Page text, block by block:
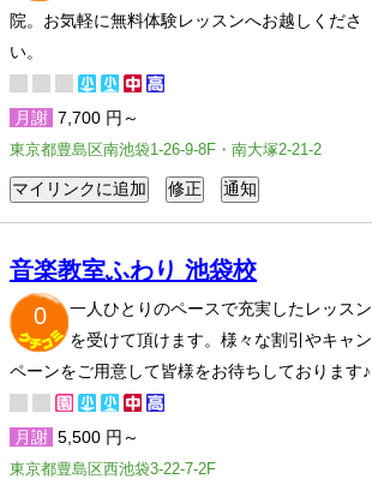
院。お気軽に無料体験レッスンへお越しくださ
い。
月謝 7,700 円～
東京都豊島区南池袋1-26-9-8F・南大塚2-21-2
音楽教室ふわり 池袋校
0
一人ひとりのペースで充実したレッスン
を受けて頂けます。様々な割引やキャン
ペーンをご用意して皆様をお待ちしております♪
月謝 5,500 円～
東京都豊島区西池袋3-22-7-2F